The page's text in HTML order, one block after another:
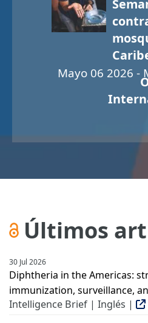
Mayo 06 2026 -
Últimos
30 Jul 2026
Diphtheria in the Americas:
immunization, surveillance,
Intelligence Brief | Inglés |